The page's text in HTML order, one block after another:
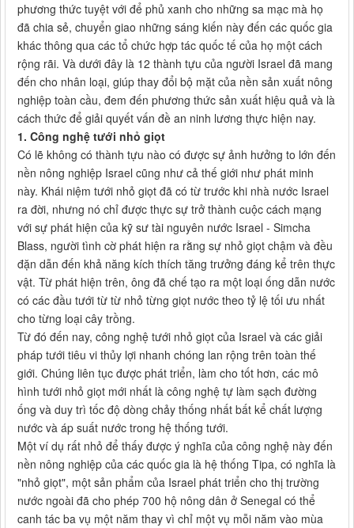
phương thức tuyệt với để phủ xanh cho những sa mạc mà họ
đã chia sẻ, chuyển giao những sáng kiến này đến các quốc gia
khác thông qua các tổ chức hợp tác quốc tế của họ một cách
rộng rãi. Và dưới đây là 12 thành tựu của người Israel đã mang
đến cho nhân loại, giúp thay đổi bộ mặt của nền sản xuất nông
nghiệp toàn cầu, đem đến phương thức sản xuất hiệu quả và là
cách thức để giải quyết vấn đề an ninh lương thực hiện nay.
1. Công nghệ tưới nhỏ giọt
Có lẽ không có thành tựu nào có được sự ảnh hưởng to lớn đến
nền nông nghiệp Israel cũng như cả thế giới như phát minh
này. Khái niệm tưới nhỏ giọt đã có từ trước khi nhà nước Israel
ra đời, nhưng nó chỉ được thực sự trở thành cuộc cách mạng
với sự phát hiện của kỹ sư tài nguyên nước Israel - Simcha
Blass, người tình cờ phát hiện ra rằng sự nhỏ giọt chậm và đều
đặn dẫn đến khả năng kích thích tăng trưởng đáng kể trên thực
vật. Từ phát hiện trên, ông đã chế tạo ra một loại ống dẫn nước
có các đầu tưới từ từ nhỏ từng giọt nước theo tỷ lệ tối ưu nhất
cho từng loại cây trồng.
Từ đó đến nay, công nghệ tưới nhỏ giọt của Israel và các giải
pháp tưới tiêu vi thủy lợi nhanh chóng lan rộng trên toàn thế
giới. Chúng liên tục được phát triển, làm cho tốt hơn, các mô
hình tưới nhỏ giọt mới nhất là công nghệ tự làm sạch đường
ống và duy trì tốc độ dòng chảy thống nhất bất kể chất lượng
nước và áp suất nước trong hệ thống tưới.
Một ví dụ rất nhỏ để thấy được ý nghĩa của công nghệ này đến
nền nông nghiệp của các quốc gia là hệ thống Tipa, có nghĩa là
"nhỏ giọt", một sản phẩm của Israel phát triển cho thị trường
nước ngoài đã cho phép 700 hộ nông dân ở Senegal có thể
canh tác ba vụ một năm thay vì chỉ một vụ mỗi năm vào mùa